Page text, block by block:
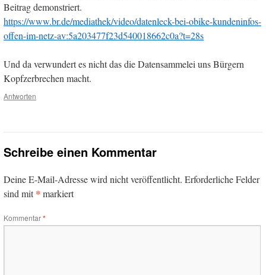
Beitrag demonstriert.
https://www.br.de/mediathek/video/datenleck-bei-obike-kundeninfos-
offen-im-netz-av:5a203477f23d540018662c0a?t=28s
Und da verwundert es nicht das die Datensammelei uns Bürgern
Kopfzerbrechen macht.
Antworten
Schreibe einen Kommentar
Deine E-Mail-Adresse wird nicht veröffentlicht. Erforderliche Felder
sind mit* markiert
Kommentar*